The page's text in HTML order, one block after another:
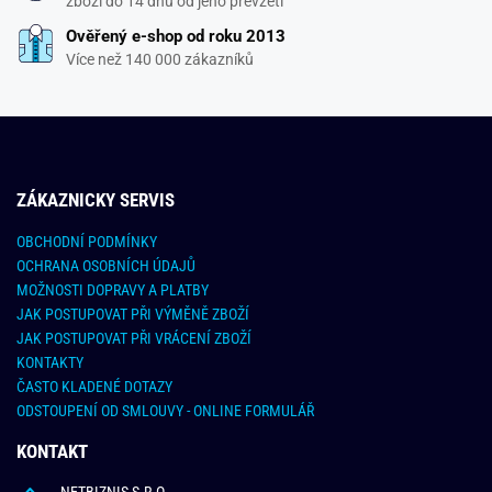
Ověřený e-shop od roku 2013
Více než 140 000 zákazníků
ZÁKAZNICKY SERVIS
OBCHODNÍ PODMÍNKY
OCHRANA OSOBNÍCH ÚDAJŮ
MOŽNOSTI DOPRAVY A PLATBY
JAK POSTUPOVAT PŘI VÝMĚNĚ ZBOŽÍ
JAK POSTUPOVAT PŘI VRÁCENÍ ZBOŽÍ
KONTAKTY
ČASTO KLADENÉ DOTAZY
ODSTOUPENÍ OD SMLOUVY - ONLINE FORMULÁŘ
KONTAKT